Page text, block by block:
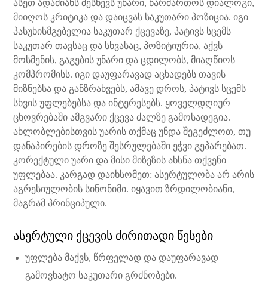
ასეთ ადამიანს შესწევს უნარი, წარმართოს დიალოგი,
მიიღოს კრიტიკა და დაიცვას საკუთარი პოზიცია. იგი
პასუხისმგებელია საკუთარ ქცევაზე, პატივს სცემს
საკუთარ თავსაც და სხვასაც, პოზიტიურია, აქვს
მოსმენის, გაგების უნარი და ცდილობს, მიაღწიოს
კომპრომისს. იგი დაუფარავად აცხადებს თავის
მიზნებსა და განზრახვებს, ამავე დროს, პატივს სცემს
სხვის უფლებებსა და ინტერესებს. ყოველდღიურ
ცხოვრებაში ამგვარი ქცევა ძალზე გამოსადეგია.
ახლობლებისთვის უარის თქმაც უნდა შეგეძლოთ, თუ
დანაპირების დროზე შესრულებაში ეჭვი გეპარებათ.
კორექტული უარი და მისი მიზეზის ახსნა თქვენი
უფლებაა. კარგად დაიხსომეთ: ასერტულობა არ არის
აგრესიულობის სინონიმი. იყავით ზრდილობიანი,
მაგრამ პრინციპული.
ასერტული ქცევის ძირითადი წესები
უფლება მაქვს, წრფელად და დაუფარავად
გამოვხატო საკუთარი გრძნობები.